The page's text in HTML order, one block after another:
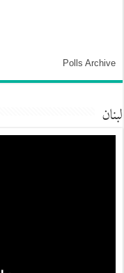
Polls Archive
لبنان